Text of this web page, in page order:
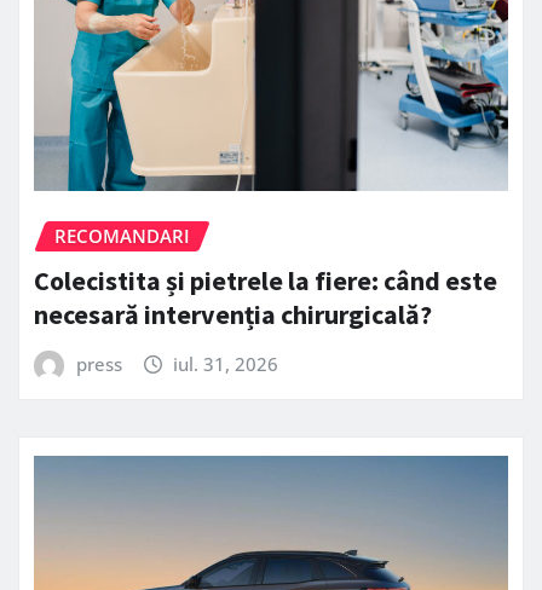
RECOMANDARI
Colecistita și pietrele la fiere: când este
necesară intervenția chirurgicală?
press iul. 31, 2026